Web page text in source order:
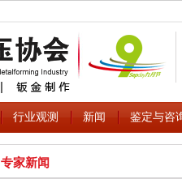
行业观测 新闻 鉴定与咨
专家新闻